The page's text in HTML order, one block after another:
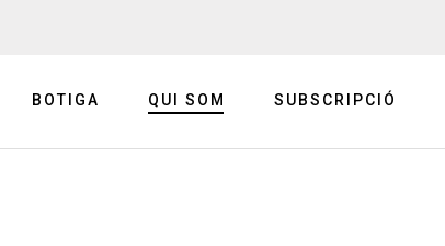
BOTIGA QUI SOM SUBSCRIPCIÓ